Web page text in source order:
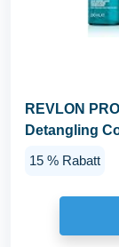
REVLON
Detangling
15 % Rabatt